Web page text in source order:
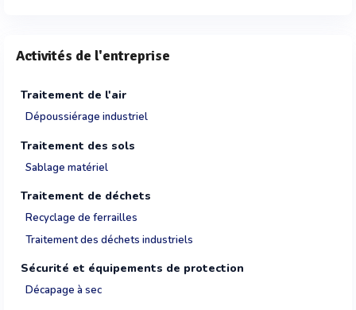
Activités de l'entreprise
Traitement de l'air
Dépoussiérage industriel
Traitement des sols
Sablage matériel
Traitement de déchets
Recyclage de ferrailles
Traitement des déchets industriels
Sécurité et équipements de protection
Décapage à sec